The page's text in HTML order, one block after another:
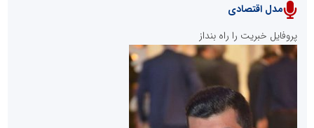
پایگاه خبری نهضت ملی مسکن
سازمان بورس و اوراق بهادار
مدل اقتصادی
پروفایل خبریت را راه بنداز